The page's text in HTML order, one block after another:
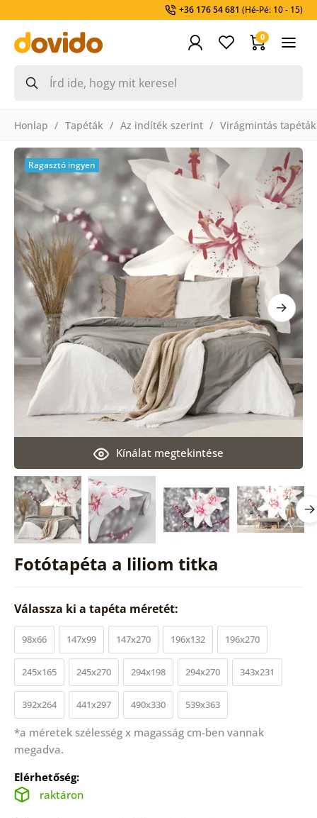
+36 176 54 681 (Hé-Pé: 10 - 15)
0
Honlap Tapéták Az indíték szerint Virágmintás tapéták
Fotótapéta a liliom titka
Kínálat megtekintése
Ragasztó ingyen
Válassza ki a tapéta méretét:
98x66 147x99 147x270 196x132 196x270
245x165 245x270 294x198 294x270 343x231
392x264 441x297 490x330 539x363
*a méretek szélesség x magasság cm-ben vannak
megadva.
Elérhetőség:
raktáron